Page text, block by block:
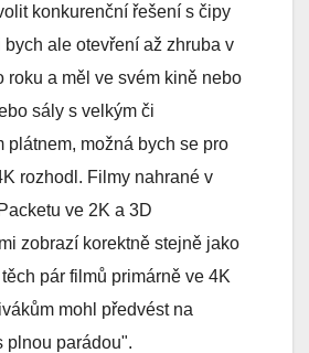
konkurenční řešení s čipy
bych ale otevření až zhruba v
roku a měl ve svém kině nebo
sály s velkým či
plátnem, možná bych se pro
rozhodl. Filmy nahrané v
ve 2K a 3D
zobrazí korektně stejně jako
pár filmů primárně ve 4K
mohl předvést na
plnou parádou".